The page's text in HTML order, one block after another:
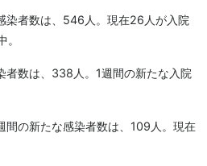
染者数は、546人。現在26人が入院
者数は、338人。1週間の新たな入院
間の新たな感染者数は、109人。現在